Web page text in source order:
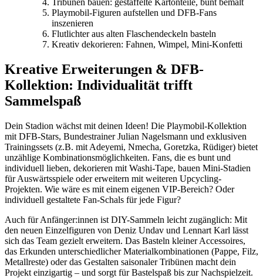
Playmobil-Figuren aufstellen und DFB-Fans
inszenieren
Flutlichter aus alten Flaschendeckeln basteln
Kreativ dekorieren: Fahnen, Wimpel, Mini-Konfetti
Kreative Erweiterungen & DFB-
Kollektion: Individualität trifft
Sammelspaß
Dein Stadion wächst mit deinen Ideen! Die Playmobil-Kollektion
mit DFB-Stars, Bundestrainer Julian Nagelsmann und exklusiven
Trainingssets (z.B. mit Adeyemi, Nmecha, Goretzka, Rüdiger) bietet
unzählige Kombinationsmöglichkeiten. Fans, die es bunt und
individuell lieben, dekorieren mit Washi-Tape, bauen Mini-Stadien
für Auswärtsspiele oder erweitern mit weiteren Upcycling-
Projekten. Wie wäre es mit einem eigenen VIP-Bereich? Oder
individuell gestaltete Fan-Schals für jede Figur?
Auch für Anfänger:innen ist DIY-Sammeln leicht zugänglich: Mit
den neuen Einzelfiguren von Deniz Undav und Lennart Karl lässt
sich das Team gezielt erweitern. Das Basteln kleiner Accessoires,
das Erkunden unterschiedlicher Materialkombinationen (Pappe, Filz,
Metallreste) oder das Gestalten saisonaler Tribünen macht dein
Projekt einzigartig – und sorgt für Bastelspaß bis zur Nachspielzeit.